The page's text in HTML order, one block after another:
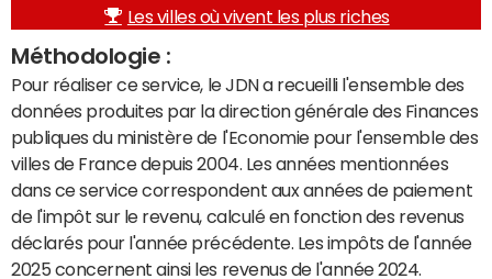
Les villes où vivent les plus riches
Méthodologie :
Pour réaliser ce service, le JDN a recueilli l'ensemble des
données produites par la direction générale des Finances
publiques du ministère de l'Economie pour l'ensemble des
villes de France depuis 2004. Les années mentionnées
dans ce service correspondent aux années de paiement
de l'impôt sur le revenu, calculé en fonction des revenus
déclarés pour l'année précédente. Les impôts de l'année
2025 concernent ainsi les revenus de l'année 2024.